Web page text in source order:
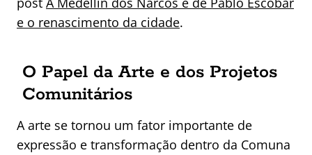
e o renascimento da cidade.
O Papel da Arte e dos Projetos
Comunitários
A arte se tornou um fator importante de
expressão e transformação dentro da Comuna